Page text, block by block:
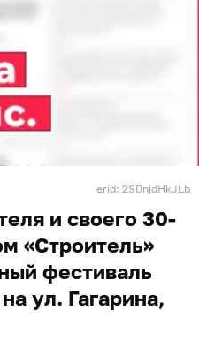
erid: 2SDnjdHkJLb
и своего 30-
«Строитель»
фестиваль
ул. Гагарина,